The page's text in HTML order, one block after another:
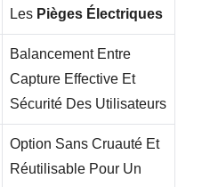
Les Pièges Électriques
Balancement Entre
Capture Effective Et
Sécurité Des Utilisateurs
Option Sans Cruauté Et
Réutilisable Pour Un